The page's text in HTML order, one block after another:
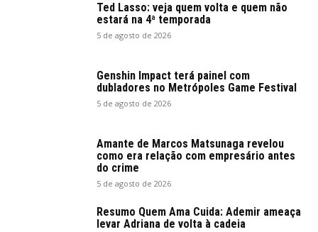
Ted Lasso: veja quem volta e quem não
estará na 4ª temporada
5 de agosto de 2026
Genshin Impact terá painel com
dubladores no Metrópoles Game Festival
5 de agosto de 2026
Amante de Marcos Matsunaga revelou
como era relação com empresário antes
do crime
5 de agosto de 2026
Resumo Quem Ama Cuida: Ademir ameaça
levar Adriana de volta à cadeia